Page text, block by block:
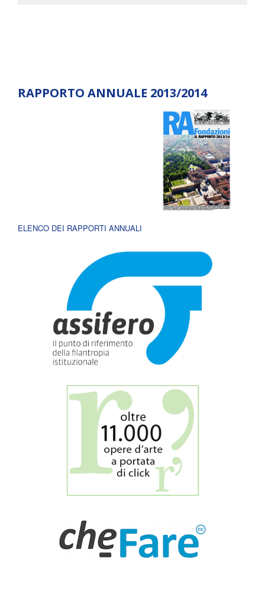
RAPPORTO ANNUALE 2013/2014
ELENCO DEI RAPPORTI ANNUALI